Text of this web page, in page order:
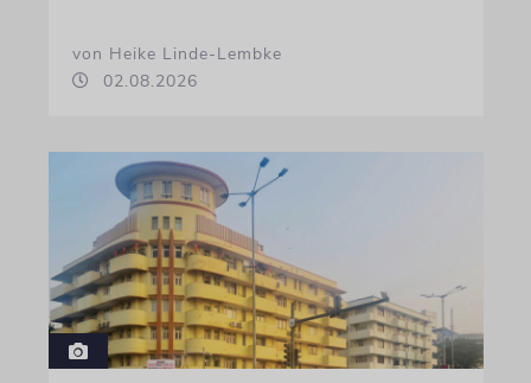
von Heike Linde-Lembke
02.08.2026